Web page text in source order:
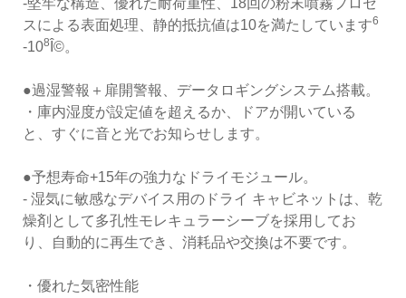
スによる表面処理、静的抵抗値は10を満たしています6
-108 Î©。
●過湿警報＋扉開警報、データロギングシステム搭載。
・庫内湿度が設定値を超えるか、ドアが開いている
と、すぐに音と光でお知らせします。
●予想寿命+15年の強力なドライモジュール。
- 湿気に敏感なデバイス用のドライ キャビネットは、乾
燥剤として多孔性モレキュラーシーブを採用してお
り、自動的に再生でき、消耗品や交換は不要です。
・優れた気密性能